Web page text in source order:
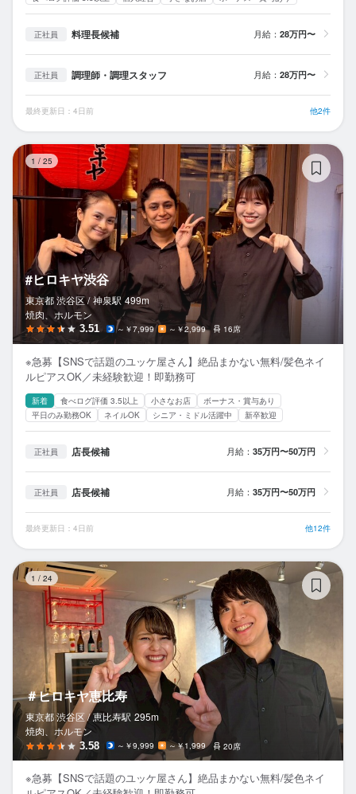
正社員 料理長候補 月給： 28万円〜
正社員 調理師・調理スタッフ 月給： 28万円〜
最終更新日：4日前 他2件
1 / 25
#ヒロキヤ渋谷
東京都 渋谷区 / 神泉駅 499m
焼肉、ホルモン
3.51 ～￥7,999 ～￥2,999 16席
※急募【SNSで話題のユッケ屋さん】絶品まかない無料/髪色ネイ
ルピアスOK／未経験歓迎！即勤務可
新着 食べログ評価 3.5以上 小さなお店
ボーナス・賞与あり
平日のみ勤務OK
ネイルOK シニア・ミドル活躍中 新卒歓迎
正社員 店長候補 月給： 35万円〜50万円
正社員 店長候補 月給： 35万円〜50万円
最終更新日：4日前 他12件
1 / 24
＃ヒロキヤ恵比寿
東京都 渋谷区 / 恵比寿駅 295m
焼肉、ホルモン
3.58 ～￥9,999 ～￥1,999 20席
※急募【SNSで話題のユッケ屋さん】絶品まかない無料/髪色ネイ